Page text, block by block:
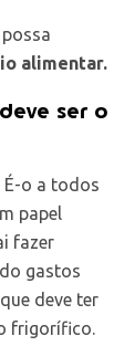
alimentar.
ser o
É-o a todos
papel
fazer
gastos
deve ter
frigorífico.